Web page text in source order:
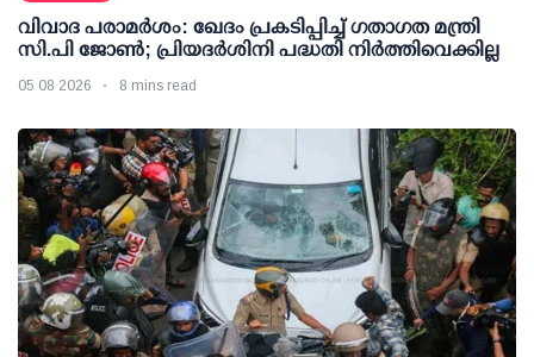
വിവാദ പരാമര്‍ശം: ഖേദം പ്രകടിപ്പിച്ച് ഗതാഗത മന്ത്രി
സി.പി ജോണ്‍; പ്രിയദര്‍ശിനി പദ്ധതി നിര്‍ത്തിവെക്കില്ല
05 08 2026 8 mins read